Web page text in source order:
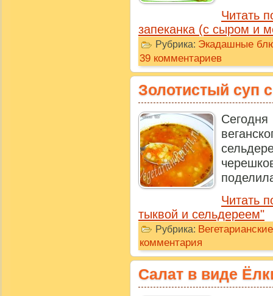
Читать
запеканка (с сыром и
Рубрика: Экадашные
39 комментариев
Золотистый суп
Читать
тыквой и сельдереем"
Рубрика:
комментария
Салат в виде